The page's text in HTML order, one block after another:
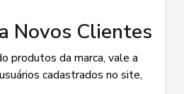
Novos Clientes
produtos da marca, vale a
cadastrados no site,